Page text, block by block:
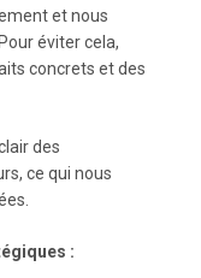
et nous
éviter cela,
concrets et des
des
ce qui nous
: